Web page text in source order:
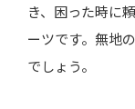
き、困った時に
ーツです。無地
でしょう。